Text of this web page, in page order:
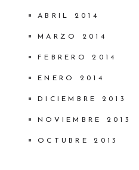
ABRIL 2014
MARZO 2014
FEBRERO 2014
ENERO 2014
DICIEMBRE 2013
NOVIEMBRE 2013
OCTUBRE 2013